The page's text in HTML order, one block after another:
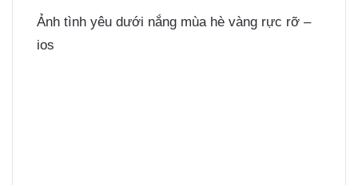
Ảnh tình yêu dưới nắng mùa hè vàng rực rỡ –
ios